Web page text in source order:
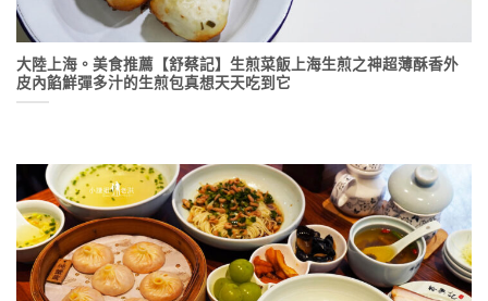
大陸上海。美食推薦【舒蔡記】生煎菜飯上海生煎之神超薄酥香外
皮內餡鮮彈多汁的生煎包真想天天吃到它